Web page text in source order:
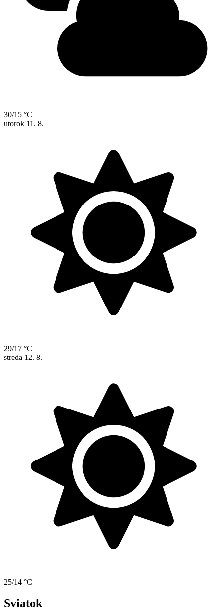
30/15 °C
utorok 11. 8.
29/17 °C
streda 12. 8.
25/14 °C
Sviatok